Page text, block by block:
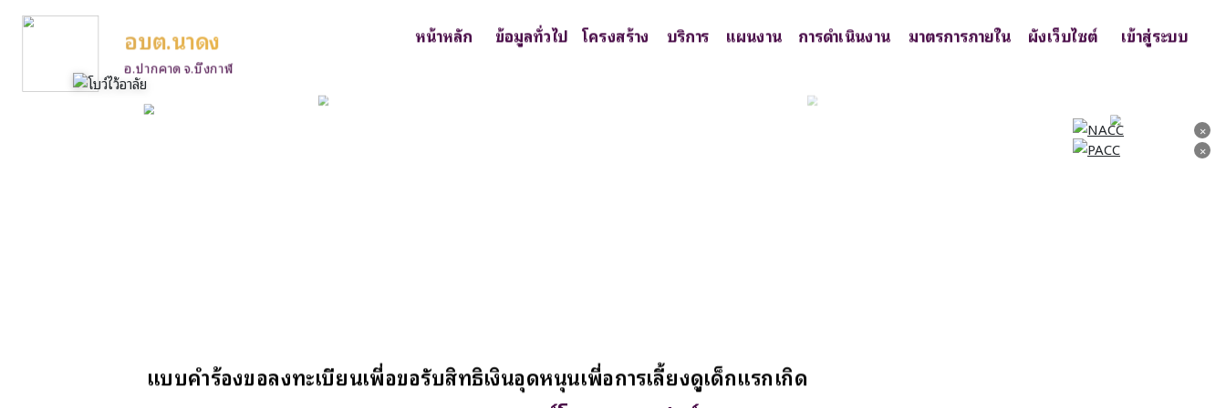
×
×
อบต.นาดง
อ.ปากคาด จ.บึงกาฬ
หน้าหลัก ข้อมูลทั่วไป โครงสร้าง บริการ แผนงาน การดำเนินงาน มาตรการภายใน ผังเว็บไซต์ เข้าสู่ระบบ
แบบคำร้องขอลงทะเบียนเพื่อขอรับสิทธิเงินอุดหนุนเพื่อการเลี้ยงดูเด็กแรกเกิด